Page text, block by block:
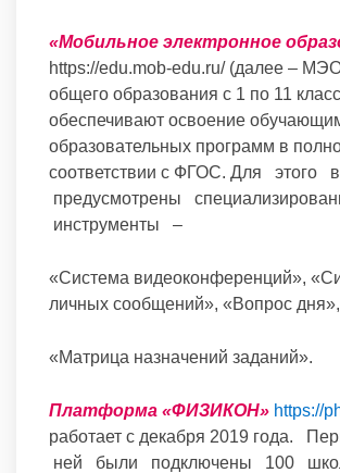
«Мобильное электронное
https://edu.mob-edu.ru/ (далее –
общего образования с 1 по 11
обеспечивают освоение
образовательных программ в
соответствии с ФГОС. Для
предусмотрены
инструменты –
«Система видеоконференций»,
личных сообщений», «Вопрос дня»,
«Матрица назначений заданий».
Платформа «ФИЗИКОН» https://
работает с декабря 2019 года.
ней были подключены 100